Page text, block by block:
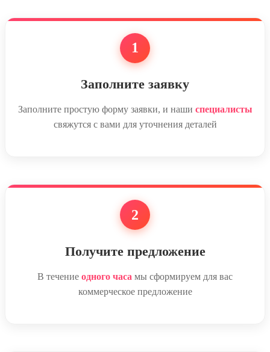
1
Заполните заявку
Заполните простую форму заявки, и наши специалисты
свяжутся с вами для уточнения деталей
2
Получите предложение
В течение одного часа мы сформируем для вас
коммерческое предложение